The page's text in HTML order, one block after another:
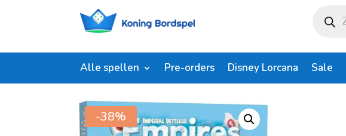
zoeken
Alle spellen Pre-orders Disney Lorcana Sale
Shop / Empires of the north Japanse eilanden
-38%